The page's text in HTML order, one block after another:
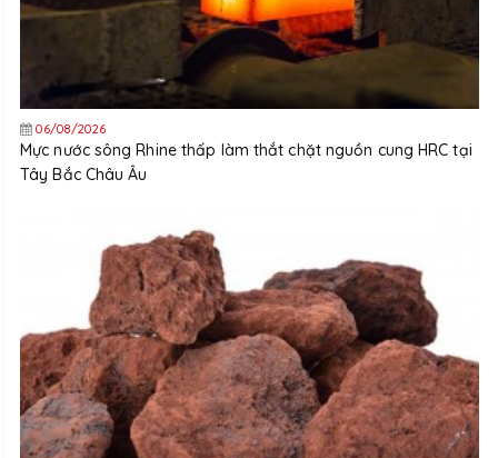
06/08/2026
Mực nước sông Rhine thấp làm thắt chặt nguồn cung HRC tại
Tây Bắc Châu Âu